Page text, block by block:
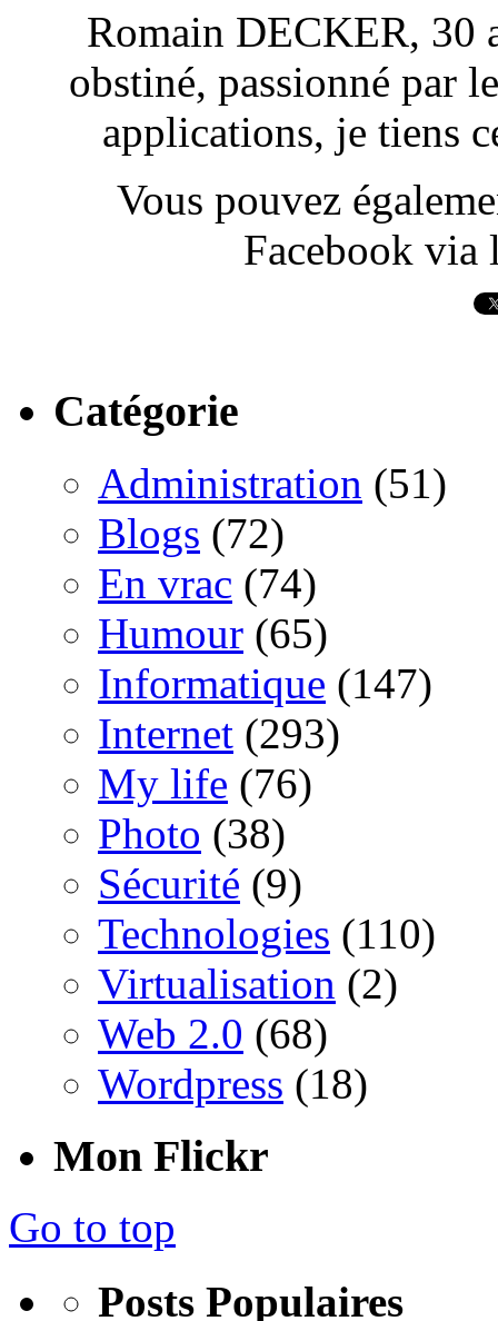
Romain DECKER, 30
obstiné, passionné par
applications, je tiens
Vous pouvez
Facebook via
Catégorie
Administration (51)
Blogs (72)
En vrac (74)
Humour (65)
Informatique (147)
Internet (293)
My life (76)
Photo (38)
Sécurité (9)
Technologies (110)
Virtualisation (2)
Web 2.0 (68)
Wordpress (18)
Mon Flickr
Go to top
Posts Populaires